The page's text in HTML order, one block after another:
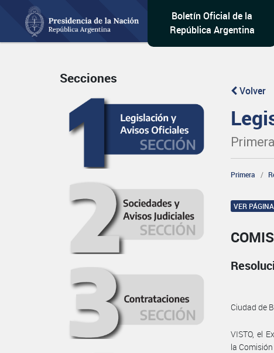
Boletín Oficial de la
República Argentina
Secciones
Volver
Primera
VER
Ciudad de
VISTO, el
la